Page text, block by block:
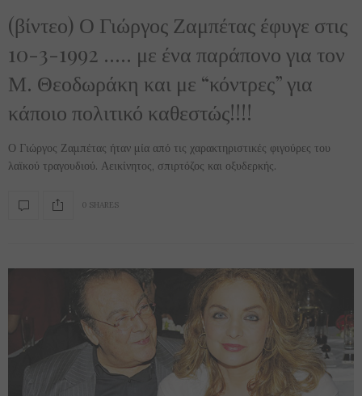
(βίντεο) Ο Γιώργος Ζαμπέτας έφυγε στις
10-3-1992 ….. με ένα παράπονο για τον
Μ. Θεοδωράκη και με “κόντρες” για
κάποιο πολιτικό καθεστώς!!!!
Ο Γιώργος Ζαμπέτας ήταν μία από τις χαρακτηριστικές φιγούρες του
λαϊκού τραγουδιού. Αεικίνητος, σπιρτόζος και οξυδερκής.
0 SHARES